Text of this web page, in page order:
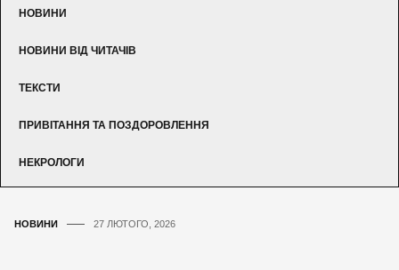
НОВИНИ
НОВИНИ ВІД ЧИТАЧІВ
ТЕКСТИ
ПРИВІТАННЯ ТА ПОЗДОРОВЛЕННЯ
НЕКРОЛОГИ
НОВИНИ 27 ЛЮТОГО, 2026